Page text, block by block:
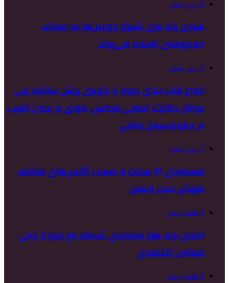
6 روز پیش
هوای پاک برای شیراز؛ دوربین‌ها به مصاف
خودروهای آلاینده می‌روند
7 روز پیش
انواع قاب بندی دیوار با گچبری پیش ساخته پلی
یورتان دکارت؛ تحولی لوکس، فوری و بدون تخریب
در دکوراسیون داخلی
7 روز پیش
مسدودی ۳ سایت و حساب آژانس‌های متخلف
فروش بلیت اربعین
1 هفته پیش
اخاذی چند هزار میلیاردی شبکه باج نیوز از برخی
فعالان اقتصادی
1 هفته پیش